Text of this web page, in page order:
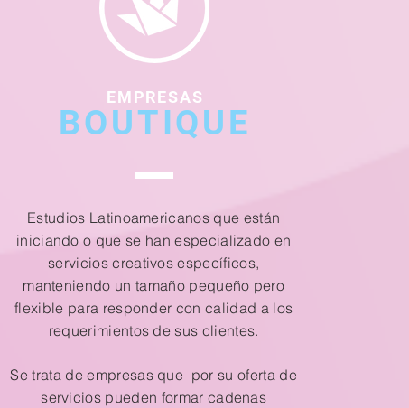
EMPRESAS
BOUTIQUE
Estudios Latinoamericanos que están
iniciando o que se han especializado en
servicios creativos específicos,
manteniendo un tamaño pequeño pero
flexible para responder con calidad a los
requerimientos de sus clientes.
Se trata de empresas que por su oferta de
servicios pueden formar cadenas